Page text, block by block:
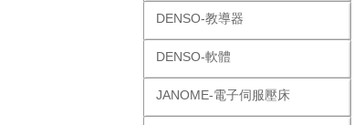
DENSO-教導器
DENSO-軟體
JANOME-電子伺服壓床